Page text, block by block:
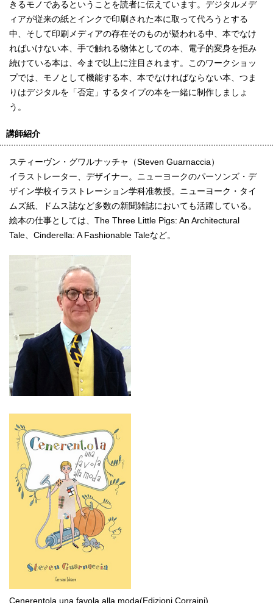
きるモノであるということを読者に伝えています。デジタルメデ
ィアが従来の紙とインクで印刷された本に取って代ろうとする
中、そして印刷メディアの存在そのものが疑われる中、本でなけ
ればいけない本、手で触れる物体としての本、電子的変身を拒み
続けている本は、今まで以上に注目されます。このワークショッ
プでは、モノとして機能する本、本でなければならない本、つま
りはデジタルを「否定」するタイプの本を一緒に制作しましょ
う。
講師紹介
スティーヴン・グワルナッチャ（Steven Guarnaccia）
イラストレーター、デザイナー。ニューヨークのパーソンズ・デ
ザイン学校イラストレーション学科准教授。ニューヨーク・タイ
ムズ紙、ドムス誌など多数の新聞雑誌においても活躍している。
絵本の仕事としては、The Three Little Pigs: An Architectural
Tale、Cinderella: A Fashionable Taleなど。
Cenerentola una favola alla moda(Edizioni Corraini)